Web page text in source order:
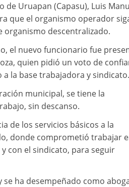
de Uruapan (Capasu), Luis
que el organismo operador
organismo descentralizado.
el nuevo funcionario fue
quien pidió un voto de
la base trabajadora y sindicato.
municipal, se tiene la
sin descanso.
de los servicios básicos a la
donde comprometió trabajar
con el sindicato, para seguir
se ha desempeñado como